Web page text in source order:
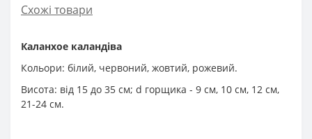
Схожі товари
Каланхое каландіва
Кольори: білий, червоний, жовтий, рожевий.
Висота: від 15 до 35 см; d горщика - 9 см, 10 см, 12 см,
21-24 см.